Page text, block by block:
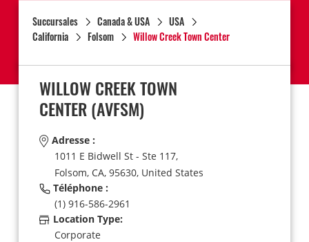
Succursales Canada & USA
USA
California
Folsom Willow Creek Town Center
WILLOW CREEK TOWN
CENTER(AVFSM)
Adresse :
1011 E Bidwell St - Ste 117,
Folsom, CA, 95630, United States
Téléphone :
(1) 916-586-2961
Location Type:
Corporate